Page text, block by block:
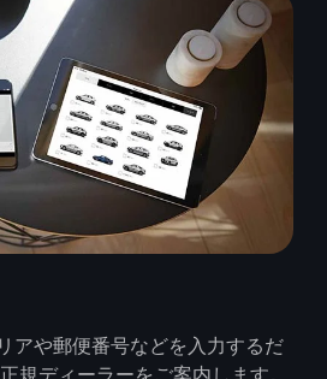
アや郵便番号などを入力するだ
規ディーラーをご案内します。